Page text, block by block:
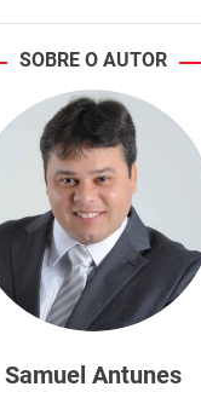
SOBRE O AUTOR
Samuel Antunes